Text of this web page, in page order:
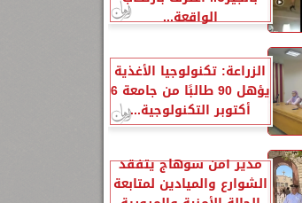
الواقعة...
الزراعة: تكنولوجيا الأغذية
يؤهل 90 طالبًا من جامعة 6
أكتوبر التكنولوجية...
مدير أمن سوهاج يتفقد
الشوارع والميادين لمتابعة